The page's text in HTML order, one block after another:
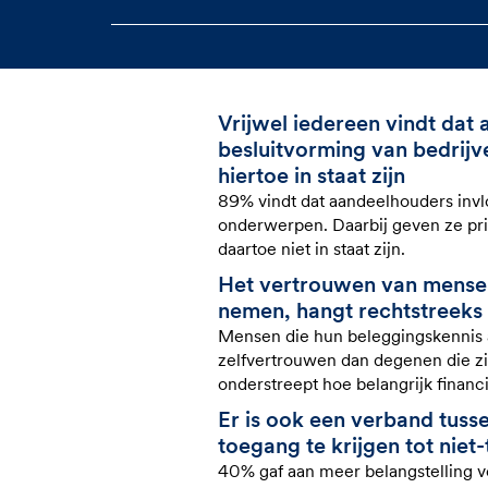
Vrijwel iedereen vindt dat
besluitvorming van
hiertoe in staat zijn
89% vindt dat aandeelhouders
onderwerpen. Daarbij geven ze
daartoe niet in staat zijn.
Het vertrouwen van
nemen, hangt
Mensen die hun
zelfvertrouwen dan degenen die
onderstreept hoe belangrijk
Er is ook een verband
toegang te krijgen tot
40% gaf aan meer belangstelling